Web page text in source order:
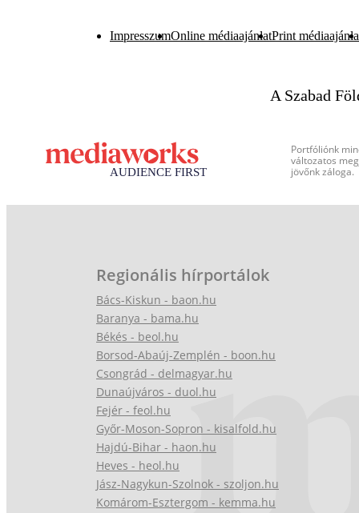
ImpresszumOnline médiaajánlatPrint
A Szabad
Portfóliónk
változatos
jövőnk záloga.
Regionális hírportálok
Bács-Kiskun - baon.hu
Baranya - bama.hu
Békés - beol.hu
Borsod-Abaúj-Zemplén - boon.hu
Csongrád - delmagyar.hu
Dunaújváros - duol.hu
Fejér - feol.hu
Győr-Moson-Sopron - kisalfold.hu
Hajdú-Bihar - haon.hu
Heves - heol.hu
Jász-Nagykun-Szolnok - szoljon.hu
Komárom-Esztergom - kemma.hu